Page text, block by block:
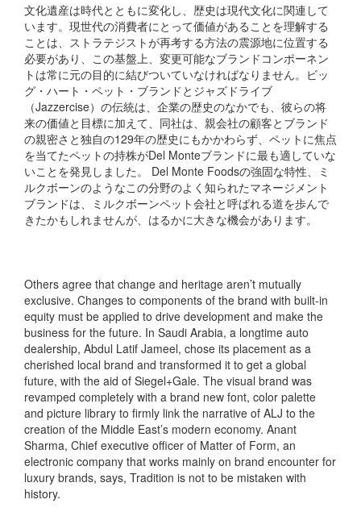
文化遺産は時代とともに変化し、歴史は現代文化に関連して
います。現世代の消費者にとって価値があることを理解する
ことは、ストラテジストが再考する方法の震源地に位置する
必要があり、この基盤上、変更可能なブランドコンポーネン
トは常に元の目的に結びついていなければなりません。ビッ
グ・ハート・ペット・ブランドとジャズドライブ
（Jazzercise）の伝統は、企業の歴史のなかでも、彼らの将
来の価値と目標に加えて、同社は、親会社の顧客とブランド
の親密さと独自の129年の歴史にもかかわらず、ペットに焦点
を当てたペットの持株がDel Monteブランドに最も適していな
いことを発見しました。 Del Monte Foodsの強固な特性、ミ
ルクボーンのようなこの分野のよく知られたマネージメント
ブランドは、ミルクボーンペット会社と呼ばれる道を歩んで
きたかもしれませんが、はるかに大きな機会があります。
Others agree that change and heritage aren’t mutually
exclusive. Changes to components of the brand with built-in
equity must be applied to drive development and make the
business for the future. In Saudi Arabia, a longtime auto
dealership, Abdul Latif Jameel, chose its placement as a
cherished local brand and transformed it to get a global
future, with the aid of Siegel+Gale. The visual brand was
revamped completely with a brand new font, color palette
and picture library to firmly link the narrative of ALJ to the
creation of the Middle East’s modern economy. Anant
Sharma, Chief executive officer of Matter of Form, an
electronic company that works mainly on brand encounter for
luxury brands, says, Tradition is not to be mistaken with
history.